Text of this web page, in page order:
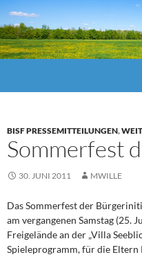
BISF PRESSEMITTEILUNGEN,
Sommerfest
30. JUNI 2011 MWILLE
Das Sommerfest der
am vergangenen Samstag (25.
Freigelände an der „Villa
Spieleprogramm, für die Eltern